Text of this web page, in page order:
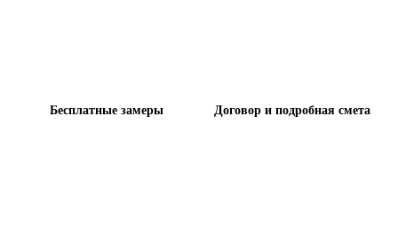
Бесплатные замеры Договор и подробная смета